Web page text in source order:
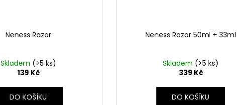
Neness Razor
Skladem (>5 ks)
139 Kč
DO KOŠÍKU
Neness Razor 50ml + 33ml
Skladem (>5 ks)
339 Kč
DO KOŠÍKU